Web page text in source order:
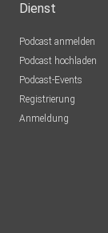
Dienst
Podcast anmelden
Podcast hochladen
Podcast-Events
Registrierung
Anmeldung